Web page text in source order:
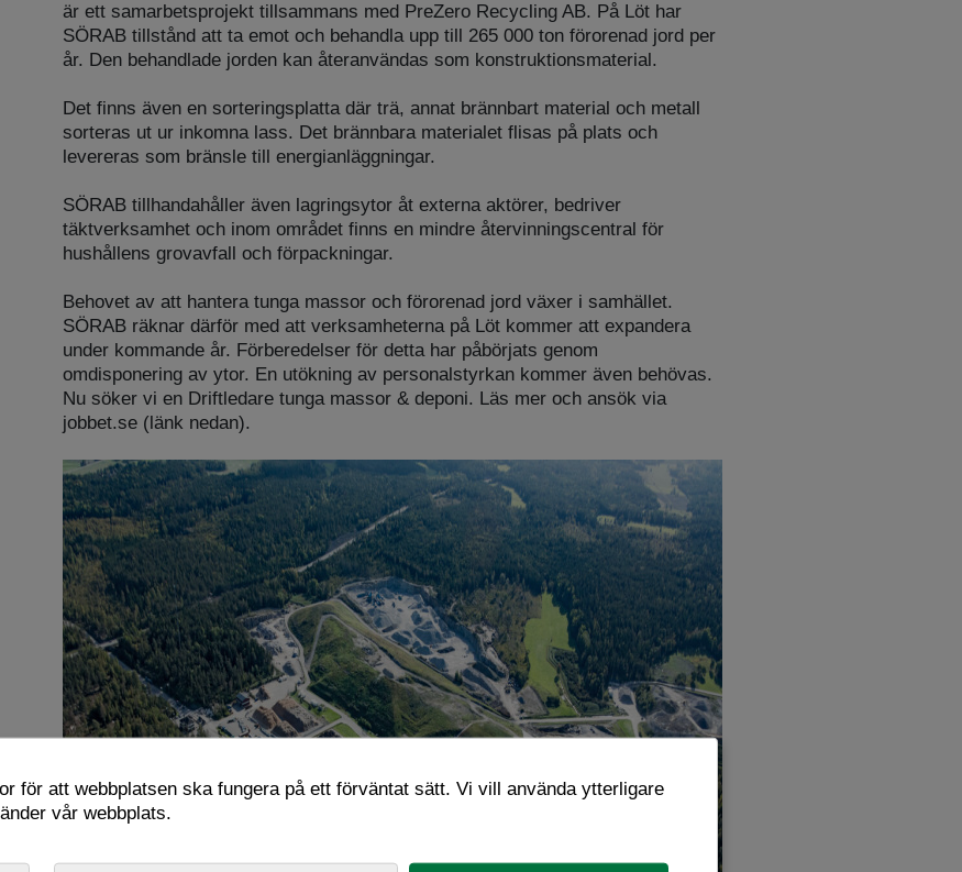
är ett samarbetsprojekt tillsammans med PreZero Recycling AB. På Löt har
SÖRAB tillstånd att ta emot och behandla upp till 265 000 ton förorenad jord per
år. Den behandlade jorden kan återanvändas som konstruktionsmaterial.
Det finns även en sorteringsplatta där trä, annat brännbart material och metall
sorteras ut ur inkomna lass. Det brännbara materialet flisas på plats och
levereras som bränsle till energianläggningar.
SÖRAB tillhandahåller även lagringsytor åt externa aktörer, bedriver
täktverksamhet och inom området finns en mindre återvinningscentral för
hushållens grovavfall och förpackningar.
Behovet av att hantera tunga massor och förorenad jord växer i samhället.
SÖRAB räknar därför med att verksamheterna på Löt kommer att expandera
under kommande år. Förberedelser för detta har påbörjats genom
omdisponering av ytor. En utökning av personalstyrkan kommer även behövas.
Nu söker vi en Driftledare tunga massor & deponi. Läs mer och ansök via
jobbet.se (länk nedan).
för att webbplatsen ska fungera på ett förväntat sätt. Vi vill använda ytterligare
vår webbplats.